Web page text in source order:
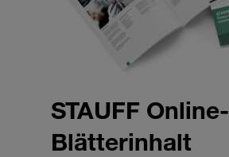
STAUFF Online-
Blätterinhalt